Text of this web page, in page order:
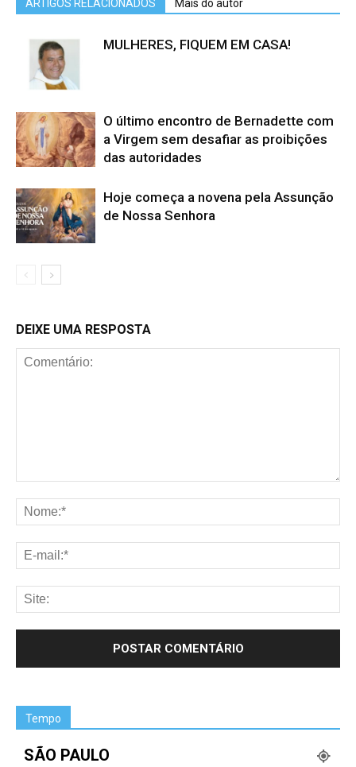
ARTIGOS RELACIONADOS Mais do autor
MULHERES, FIQUEM EM CASA!
O último encontro de Bernadette com
a Virgem sem desafiar as proibições
das autoridades
Hoje começa a novena pela Assunção
de Nossa Senhora
DEIXE UMA RESPOSTA
Tempo
SÃO PAULO